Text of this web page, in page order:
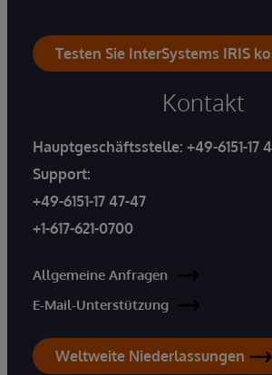
Testen Sie InterSystems IRIS
Kontakt
Hauptgeschäftsstelle: +49-6151-17
Support:
+49-6151-17 47-47
+1-617-621-0700
Allgemeine Anfragen
E-Mail-Unterstützung
Weltweite Niederlassungen